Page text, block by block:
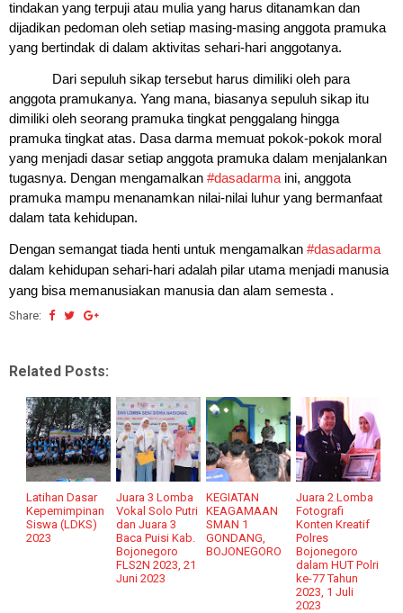
tindakan yang terpuji atau mulia yang harus ditanamkan dan
dijadikan pedoman oleh setiap masing-masing anggota pramuka
yang bertindak di dalam aktivitas sehari-hari anggotanya.
Dari sepuluh sikap tersebut harus dimiliki oleh para
anggota pramukanya. Yang mana, biasanya sepuluh sikap itu
dimiliki oleh seorang pramuka tingkat penggalang hingga
pramuka tingkat atas. Dasa darma memuat pokok-pokok moral
yang menjadi dasar setiap anggota pramuka dalam menjalankan
tugasnya. Dengan mengamalkan #dasadarma ini, anggota
pramuka mampu menanamkan nilai-nilai luhur yang bermanfaat
dalam tata kehidupan.
Dengan semangat tiada henti untuk mengamalkan #dasadarma
dalam kehidupan sehari-hari adalah pilar utama menjadi manusia
yang bisa memanusiakan manusia dan alam semesta .
Share:
Related Posts:
Latihan Dasar
Kepemimpinan
Siswa (LDKS)
2023
Juara 3 Lomba
Vokal Solo Putri
dan Juara 3
Baca Puisi Kab.
Bojonegoro
FLS2N 2023, 21
Juni 2023
KEGIATAN
KEAGAMAAN
SMAN 1
GONDANG,
BOJONEGORO
Juara 2 Lomba
Fotografi
Konten Kreatif
Polres
Bojonegoro
dalam HUT Polri
ke-77 Tahun
2023, 1 Juli
2023